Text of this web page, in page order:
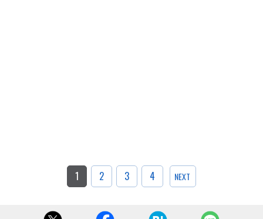
1 2 3 4 NEXT